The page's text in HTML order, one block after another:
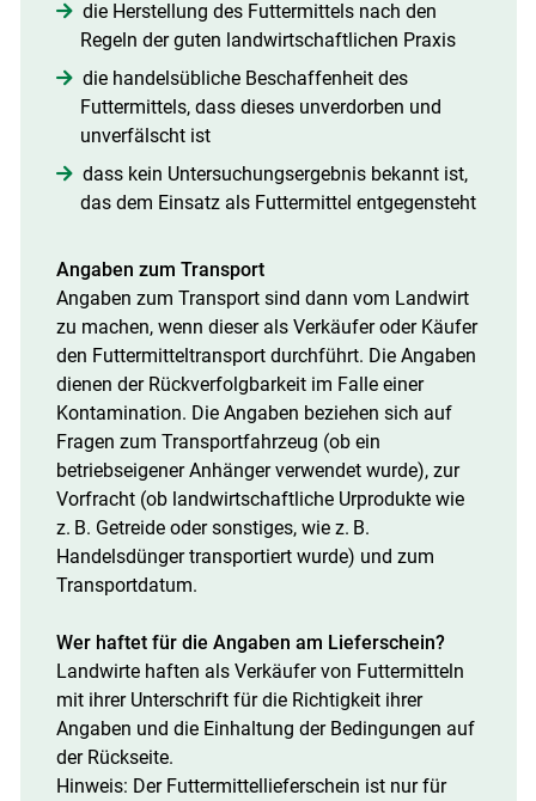
die Herstellung des Futtermittels nach den
Regeln der guten landwirtschaftlichen Praxis
die handelsübliche Beschaffenheit des
Futtermittels, dass dieses unverdorben und
unverfälscht ist
dass kein Untersuchungsergebnis bekannt ist,
das dem Einsatz als Futtermittel entgegensteht
Angaben zum Transport
Angaben zum Transport sind dann vom Landwirt
zu machen, wenn dieser als Verkäufer oder Käufer
den Futtermitteltransport durchführt. Die Angaben
dienen der Rückverfolgbarkeit im Falle einer
Kontamination. Die Angaben beziehen sich auf
Fragen zum Transportfahrzeug (ob ein
betriebseigener Anhänger verwendet wurde), zur
Vorfracht (ob landwirtschaftliche Urprodukte wie
z. B. Getreide oder sonstiges, wie z. B.
Handelsdünger transportiert wurde) und zum
Transportdatum.
Wer haftet für die Angaben am ­Lieferschein?
Landwirte haften als Verkäufer von Futtermitteln
mit ihrer Unterschrift für die Richtigkeit ihrer
Angaben und die Einhaltung der Bedingungen auf
der Rückseite.
Hinweis: Der Futtermittel­lieferschein ist nur für